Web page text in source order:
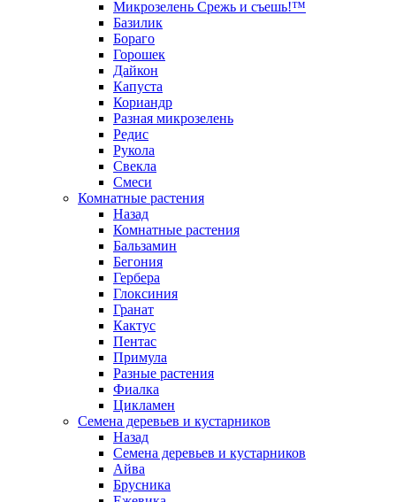
Микрозелень Срежь и съешь!™
Базилик
Бораго
Горошек
Дайкон
Капуста
Кориандр
Разная микрозелень
Редис
Рукола
Свекла
Смеси
Комнатные растения
Назад
Комнатные растения
Бальзамин
Бегония
Гербера
Глоксиния
Гранат
Кактус
Пентас
Примула
Разные растения
Фиалка
Цикламен
Семена деревьев и кустарников
Назад
Семена деревьев и кустарников
Айва
Брусника